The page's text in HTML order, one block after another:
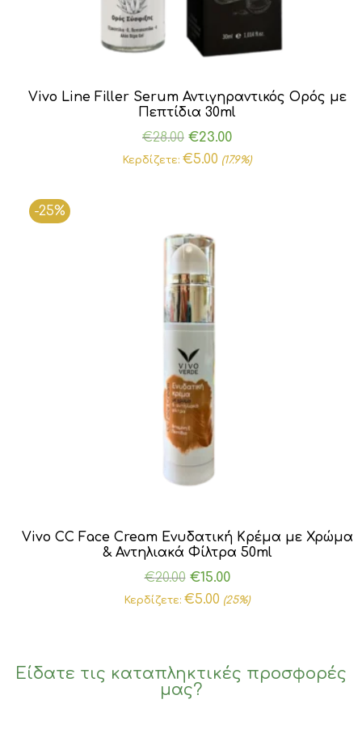
Vivo Line Filler Serum Αντιγηραντικός Ορός με
Πεπτίδια 30ml
€28.00 Original
price
€23.00Η
τρέχουσα
Κερδίζετε: €5.00 (17.9%)
-25%
Vivo CC Face Cream Ενυδατική Κρέμα με Χρώμα
& Αντηλιακά Φίλτρα 50ml
€20.00 Original
price
€15.00Η
τρέχουσα
Κερδίζετε: €5.00 (25%)
Είδατε τις καταπληκτικές προσφορές
μας?